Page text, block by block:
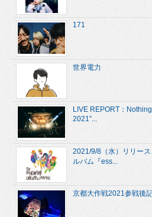
171
世界電力
LIVE REPORT：
2021”...
2021/9/8（水）リリー
ルバム『ess...
京都大作戦2021参戦後